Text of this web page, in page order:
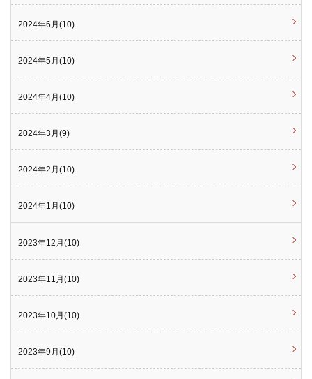
2024年6月(10)
2024年5月(10)
2024年4月(10)
2024年3月(9)
2024年2月(10)
2024年1月(10)
2023年12月(10)
2023年11月(10)
2023年10月(10)
2023年9月(10)